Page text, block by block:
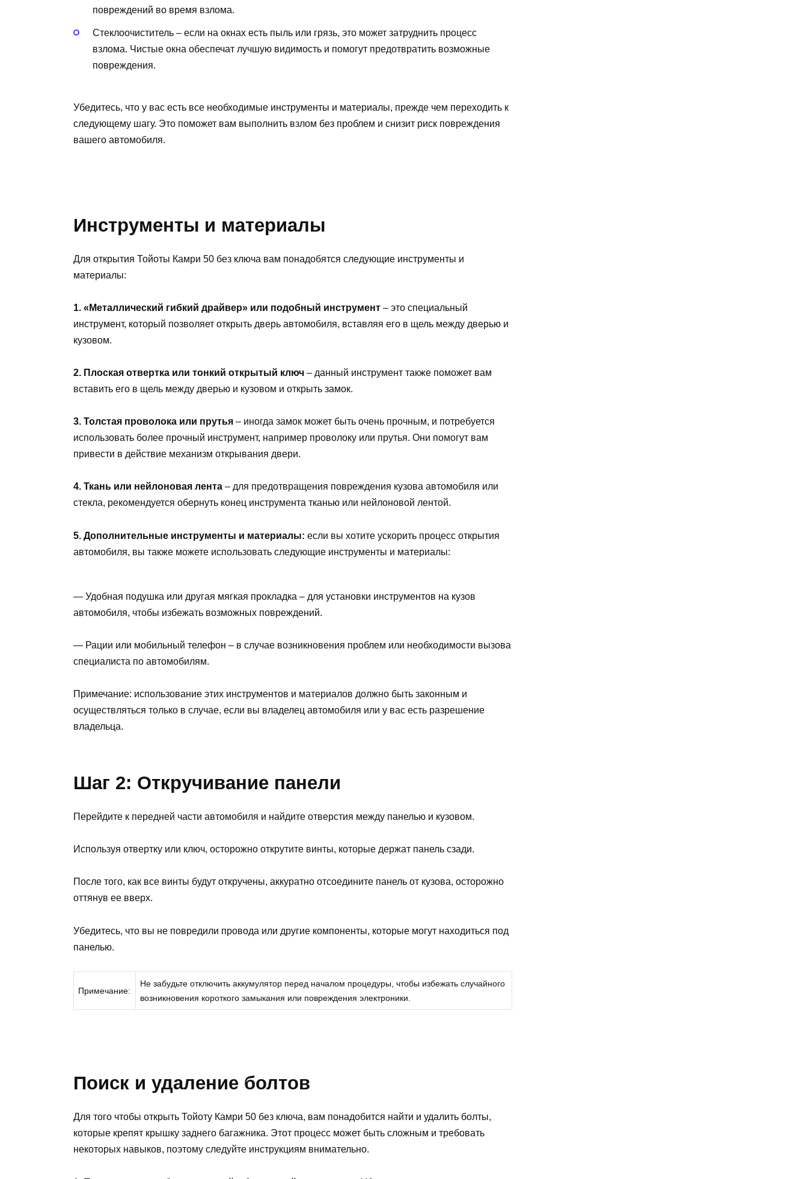
повреждений во время взлома.
Стеклоочиститель – если на окнах есть пыль или грязь, это может затруднить процесс
взлома. Чистые окна обеспечат лучшую видимость и помогут предотвратить возможные
повреждения.
Убедитесь, что у вас есть все необходимые инструменты и материалы, прежде чем переходить к
следующему шагу. Это поможет вам выполнить взлом без проблем и снизит риск повреждения
вашего автомобиля.
Инструменты и материалы
Для открытия Тойоты Камри 50 без ключа вам понадобятся следующие инструменты и
материалы:
1. «Металлический гибкий драйвер» или подобный инструмент – это специальный
инструмент, который позволяет открыть дверь автомобиля, вставляя его в щель между дверью и
кузовом.
2. Плоская отвертка или тонкий открытый ключ – данный инструмент также поможет вам
вставить его в щель между дверью и кузовом и открыть замок.
3. Толстая проволока или прутья – иногда замок может быть очень прочным, и потребуется
использовать более прочный инструмент, например проволоку или прутья. Они помогут вам
привести в действие механизм открывания двери.
4. Ткань или нейлоновая лента – для предотвращения повреждения кузова автомобиля или
стекла, рекомендуется обернуть конец инструмента тканью или нейлоновой лентой.
5. Дополнительные инструменты и материалы: если вы хотите ускорить процесс открытия
автомобиля, вы также можете использовать следующие инструменты и материалы:
— Удобная подушка или другая мягкая прокладка – для установки инструментов на кузов
автомобиля, чтобы избежать возможных повреждений.
— Рации или мобильный телефон – в случае возникновения проблем или необходимости вызова
специалиста по автомобилям.
Примечание: использование этих инструментов и материалов должно быть законным и
осуществляться только в случае, если вы владелец автомобиля или у вас есть разрешение
владельца.
Шаг 2: Откручивание панели
Перейдите к передней части автомобиля и найдите отверстия между панелью и кузовом.
Используя отвертку или ключ, осторожно открутите винты, которые держат панель сзади.
После того, как все винты будут откручены, аккуратно отсоедините панель от кузова, осторожно
оттянув ее вверх.
Убедитесь, что вы не повредили провода или другие компоненты, которые могут находиться под
панелью.
Примечание:
Не забудьте отключить аккумулятор перед началом процедуры, чтобы избежать случайного
возникновения короткого замыкания или повреждения электроники.
Поиск и удаление болтов
Для того чтобы открыть Тойоту Камри 50 без ключа, вам понадобится найти и удалить болты,
которые крепят крышку заднего багажника. Этот процесс может быть сложным и требовать
некоторых навыков, поэтому следуйте инструкциям внимательно.